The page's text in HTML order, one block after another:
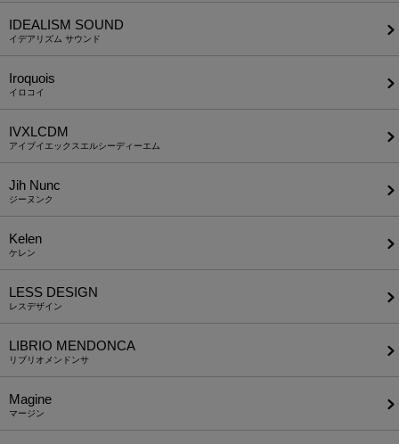
IDEALISM SOUND
イデアリズム サウンド
Iroquois
イロコイ
IVXLCDM
アイブイエックスエルシーディーエム
Jih Nunc
ジーヌンク
Kelen
ケレン
LESS DESIGN
レスデザイン
LIBRIO MENDONCA
リブリオメンドンサ
Magine
マージン